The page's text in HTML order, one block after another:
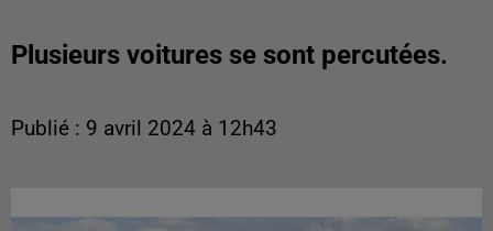
Plusieurs voitures se sont percutées.
Publié : 9 avril 2024 à 12h43